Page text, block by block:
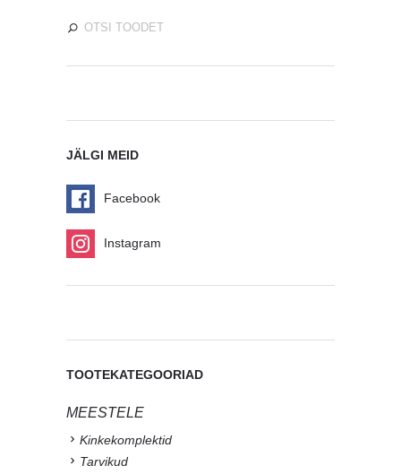
JÄLGI MEID
Facebook
Instagram
TOOTEKATEGOORIAD
MEESTELE
Kinkekomplektid
Tarvikud